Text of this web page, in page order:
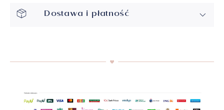
Dostawa i płatność